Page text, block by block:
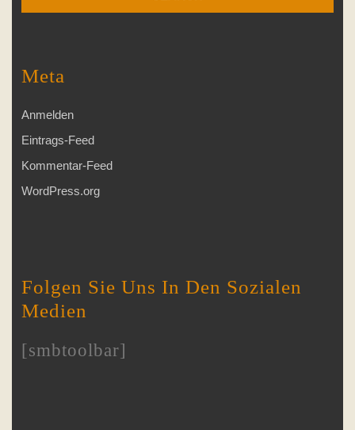
Meta
Anmelden
Eintrags-Feed
Kommentar-Feed
WordPress.org
Folgen Sie Uns In Den Sozialen
Medien
[smbtoolbar]